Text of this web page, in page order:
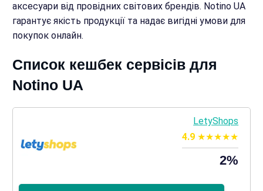
аксесуари від провідних світових брендів. Notino UA
гарантує якість продукції та надає вигідні умови для
покупок онлайн.
Список кешбек сервісів для
Notino UA
LetyShops
4.9
2%